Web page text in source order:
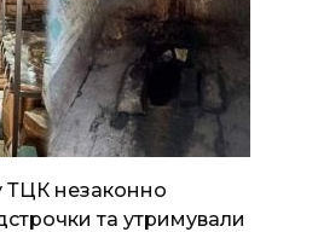
ТЦК незаконно
та утримували